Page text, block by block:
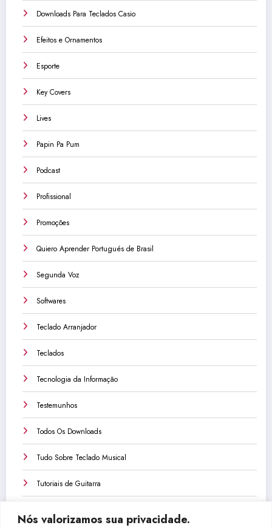
Nós valorizamos sua privacidade.
Downloads Para Teclados Casio
Efeitos e Ornamentos
Esporte
Key Covers
Lives
Papin Pa Pum
Podcast
Profissional
Promoções
Quiero Aprender Portugués de Brasil
Segunda Voz
Softwares
Teclado Arranjador
Teclados
Tecnologia da Informação
Testemunhos
Todos Os Downloads
Tudo Sobre Teclado Musical
Tutoriais de Guitarra